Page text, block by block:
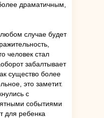
драматичным,
случае будет
человек стал
забалтывает
существо более
это заметит.
с
событиями
для ребенка